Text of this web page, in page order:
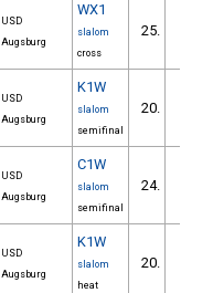
USD
Augsburg
WX1
slalom
cross
25.
USD
Augsburg
K1W
slalom
semifinal
20.
USD
Augsburg
C1W
slalom
semifinal
24.
USD
Augsburg
K1W
slalom
heat
20.